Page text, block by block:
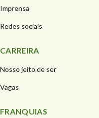
Imprensa
Redes sociais
CARREIRA
Nosso jeito de ser
Vagas
FRANQUIAS